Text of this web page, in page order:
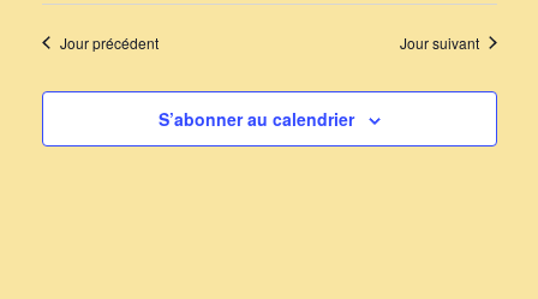
date.
Jour précédent Jour suivant
S’abonner au calendrier